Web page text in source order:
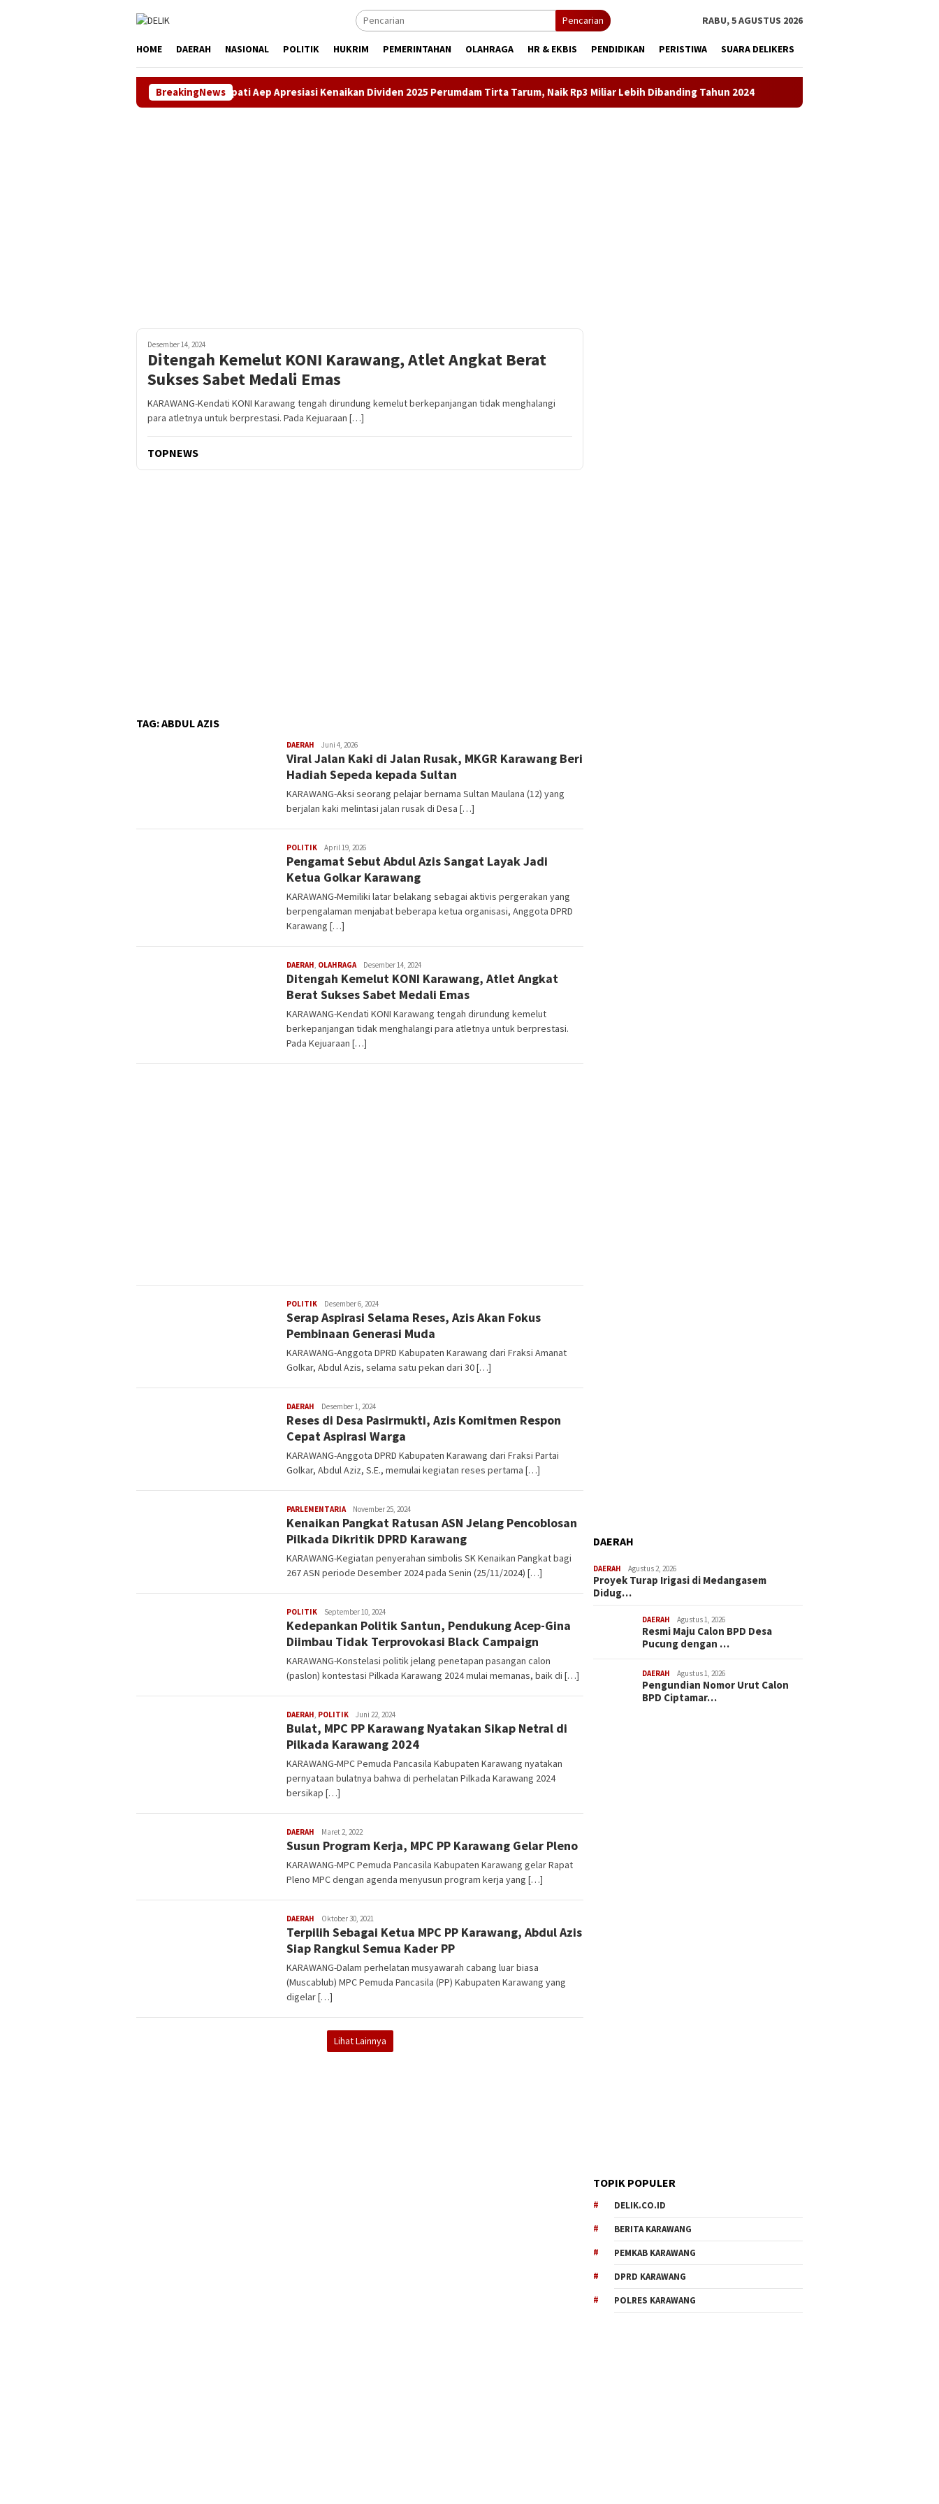
Pencarian RABU, 5 AGUSTUS 2026
HOME DAERAH NASIONAL POLITIK HUKRIM PEMERINTAHAN OLAHRAGA HR & EKBIS PENDIDIKAN PERISTIWA SUARA DELIKERS
BreakingNews
Bupati Aep Apresiasi Kenaikan Dividen 2025 Perumdam Tirta Tarum, Naik Rp3 Miliar Lebih Dibanding Tahun 2024 LKBH LPKSM Satria Desak Kejari Karawang
Desember 14, 2024
Ditengah Kemelut KONI Karawang, Atlet Angkat Berat
Sukses Sabet Medali Emas
KARAWANG-Kendati KONI Karawang tengah dirundung kemelut berkepanjangan tidak menghalangi
para atletnya untuk berprestasi. Pada Kejuaraan […]
TOPNEWS
TAG:ABDUL AZIS
DAERAH Latifudin
Manaf
Juni 4, 2026
Viral Jalan Kaki di Jalan Rusak, MKGR Karawang Beri
Hadiah Sepeda kepada Sultan
KARAWANG-Aksi seorang pelajar bernama Sultan Maulana (12) yang
berjalan kaki melintasi jalan rusak di Desa […]
POLITIK Latifudin
Manaf
April 19, 2026
Pengamat Sebut Abdul Azis Sangat Layak Jadi
Ketua Golkar Karawang
KARAWANG-Memiliki latar belakang sebagai aktivis pergerakan yang
berpengalaman menjabat beberapa ketua organisasi, Anggota DPRD
Karawang […]
DAERAH, OLAHRAGALatifudin
Manaf
Desember 14, 2024
Ditengah Kemelut KONI Karawang, Atlet Angkat
Berat Sukses Sabet Medali Emas
KARAWANG-Kendati KONI Karawang tengah dirundung kemelut
berkepanjangan tidak menghalangi para atletnya untuk berprestasi.
Pada Kejuaraan […]
POLITIK Latifudin
Manaf
Desember 6, 2024
Serap Aspirasi Selama Reses, Azis Akan Fokus
Pembinaan Generasi Muda
KARAWANG-Anggota DPRD Kabupaten Karawang dari Fraksi Amanat
Golkar, Abdul Azis, selama satu pekan dari 30 […]
DAERAH Latifudin
Manaf
Desember 1, 2024
Reses di Desa Pasirmukti, Azis Komitmen Respon
Cepat Aspirasi Warga
KARAWANG-Anggota DPRD Kabupaten Karawang dari Fraksi Partai
Golkar, Abdul Aziz, S.E., memulai kegiatan reses pertama […]
PARLEMENTARIALatifudin
Manaf
November 25, 2024
Kenaikan Pangkat Ratusan ASN Jelang Pencoblosan
Pilkada Dikritik DPRD Karawang
KARAWANG-Kegiatan penyerahan simbolis SK Kenaikan Pangkat bagi
267 ASN periode Desember 2024 pada Senin (25/11/2024) […]
POLITIK Latifudin
Manaf
September 10, 2024
Kedepankan Politik Santun, Pendukung Acep-Gina
Diimbau Tidak Terprovokasi Black Campaign
KARAWANG-Konstelasi politik jelang penetapan pasangan calon
(paslon) kontestasi Pilkada Karawang 2024 mulai memanas, baik di […]
DAERAH, POLITIK Latifudin
Manaf
Juni 22, 2024
Bulat, MPC PP Karawang Nyatakan Sikap Netral di
Pilkada Karawang 2024
KARAWANG-MPC Pemuda Pancasila Kabupaten Karawang nyatakan
pernyataan bulatnya bahwa di perhelatan Pilkada Karawang 2024
bersikap […]
DAERAH Latifudin
Manaf
Maret 2, 2022
Susun Program Kerja, MPC PP Karawang Gelar Pleno
KARAWANG-MPC Pemuda Pancasila Kabupaten Karawang gelar Rapat
Pleno MPC dengan agenda menyusun program kerja yang […]
DAERAH Latifudin
Manaf
Oktober 30, 2021
Terpilih Sebagai Ketua MPC PP Karawang, Abdul Azis
Siap Rangkul Semua Kader PP
KARAWANG-Dalam perhelatan musyawarah cabang luar biasa
(Muscablub) MPC Pemuda Pancasila (PP) Kabupaten Karawang yang
digelar […]
Lihat Lainnya
DAERAH
DAERAH Agustus 2, 2026
Proyek Turap Irigasi di Medangasem
Didug…
DAERAH Agustus 1, 2026
Resmi Maju Calon BPD Desa
Pucung dengan …
DAERAH Agustus 1, 2026
Pengundian Nomor Urut Calon
BPD Ciptamar…
TOPIK POPULER
DELIK.CO.ID
BERITA KARAWANG
PEMKAB KARAWANG
DPRD KARAWANG
POLRES KARAWANG